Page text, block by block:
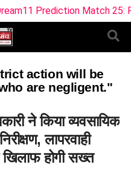
Prediction Match 25:
action will be
are negligent."
ने किया व्यवसायिक
लापरवाही
होगी सख्त